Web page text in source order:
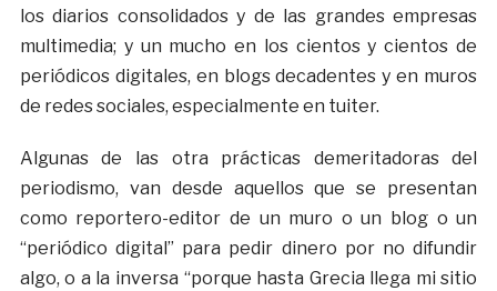
los diarios consolidados y de las grandes empresas
multimedia; y un mucho en los cientos y cientos de
periódicos digitales, en blogs decadentes y en muros
de redes sociales, especialmente en tuiter.
Algunas de las otra prácticas demeritadoras del
periodismo, van desde aquellos que se presentan
como reportero-editor de un muro o un blog o un
“periódico digital” para pedir dinero por no difundir
algo, o a la inversa “porque hasta Grecia llega mi sitio